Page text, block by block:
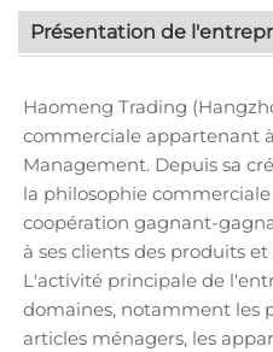
Présentation de
Haomeng Trading
commerciale appartenant
Management. Depuis sa
la philosophie
coopération gagnant-
à ses clients des produits
L'activité principale de
domaines, notamment les
articles ménagers, les